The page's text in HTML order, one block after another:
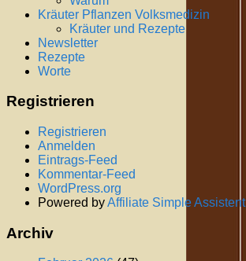
Kräuter Pflanzen Volksmedizin
Kräuter und Rezepte
Newsletter
Rezepte
Worte
Registrieren
Registrieren
Anmelden
Eintrags-Feed
Kommentar-Feed
WordPress.org
Powered byAffiliate Simple Assistent
Archiv